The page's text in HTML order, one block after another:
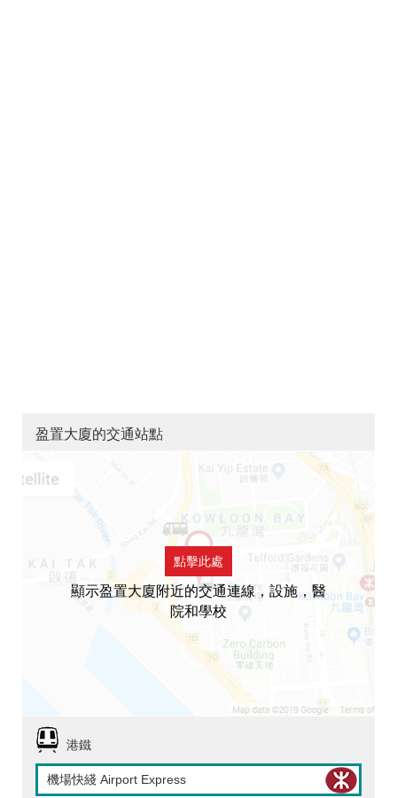
盈置大廈的交通站點
點擊此處
顯示盈置大廈附近的交通連線，設施，醫
院和學校
港鐵
機場快綫 Airport Express